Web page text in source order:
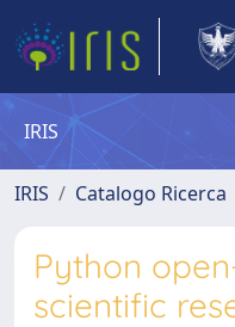
IRIS
IRIS Catalogo Ricerca
Python
scientific